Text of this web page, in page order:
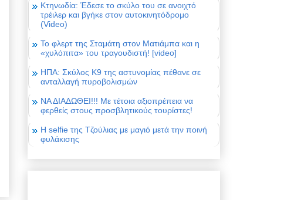
Κτηνωδία: Έδεσε το σκύλο του σε ανοιχτό
τρέιλερ και βγήκε στον αυτοκινητόδρομο
(Video)
Το φλερτ της Σταμάτη στον Ματιάμπα και η
«χυλόπιτα» του τραγουδιστή! [video]
ΗΠΑ: Σκύλος Κ9 της αστυνομίας πέθανε σε
ανταλλαγή πυροβολισμών
ΝΑ ΔΙΑΔΩΘΕΙ!!! Με τέτοια αξιοπρέπεια να
φερθείς στους προσβλητικούς τουρίστες!
Η selfie της Τζούλιας με μαγιό μετά την ποινή
φυλάκισης